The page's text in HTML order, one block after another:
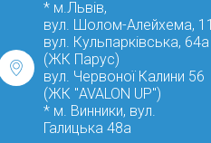
* м.Львів,
вул. Шолом-Алейхема, 11
вул. Кульпарківська, 64а
(ЖК Парус)
вул. Червоної Калини 56
(ЖК "AVALON UP")
* м. Винники, вул.
Галицька 48а